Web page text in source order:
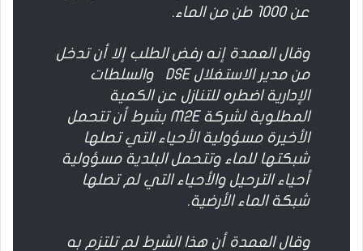
عن 1000 طن من الماء.
وقال العمدة إنه رفض الطلب إلا أن تدخل
من مدير الاستغلال DSE والسلطات
الإدارية اضطره للتنازل عن الكمية
المطلوبة لشركة M2E بشرط أن تتحمل
الأخيرة مسؤولية الأحياء التي تصلها
شبكتها للماء وتتحمل البلدية مسؤولية
أحياء الترحيل والأحياء التي لم تصلها
شبكة الماء الأرضية.
وقال العمدة أن هذا الشرط لم تلتزم به